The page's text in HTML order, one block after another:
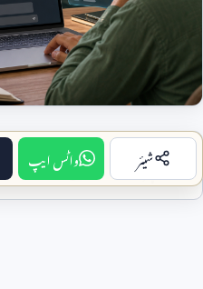
فہرست مضمون
شیئر واٹس ایپ